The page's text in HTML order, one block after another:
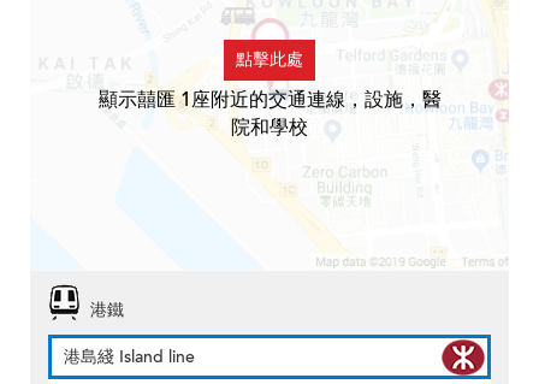
點擊此處
顯示囍匯 1座附近的交通連線，設施，醫
院和學校
港鐵
港島綫 Island line